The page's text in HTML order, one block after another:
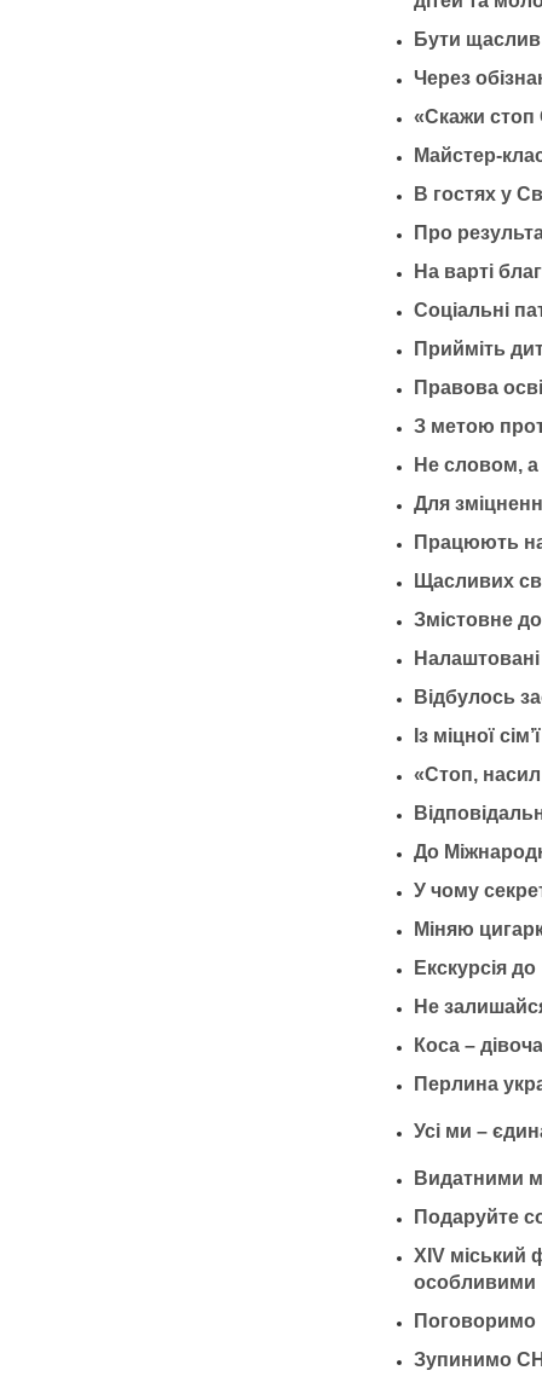
Бути
Через
«Скажи стоп
Майстер-
В гостях у
Про
На варті
Соціальні
Прийміть
Правова
З метою
Не словом, а
Для
Працюють на
Щасливих
Змістовне
Відбулось
Із міцної
«Стоп,
До
У чому
Міняю
Екскурсія
Не
Коса –
Перлина
Усі ми –
Видатними
Подаруйте
ХІV міський
особливими
Зупинимо